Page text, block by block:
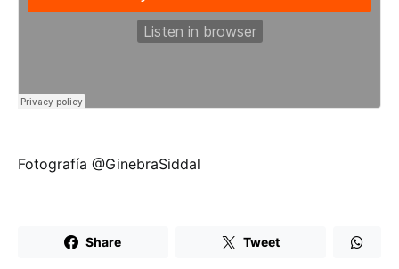
Fotografía @GinebraSiddal
Share Tweet